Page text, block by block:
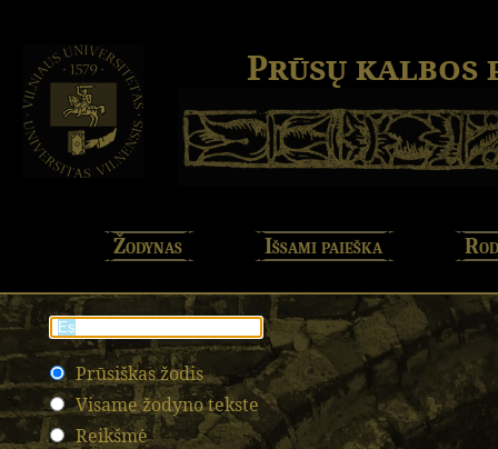
Prūsų kalbos
Žodynas Išsami paieška
Prūsiškas žodis
Visame žodyno tekste
Reikšmė